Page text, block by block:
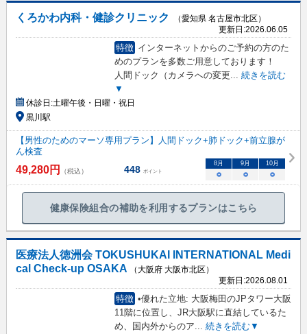
くろかわ内科・健診クリニック
（愛知県 名古屋市北区）
更新日:2026.06.05
特徴 インターネットからのご予約の方のた
めのプランを多数ご用意しております！
人間ドック（カメラへの変更... 続きを読む
▼
休診日:土曜午後・日曜・祝日
黒川駅
【男性のためのマーソ専用プラン】人間ドック+肺ドック+前立腺が
ん検査
49,280円 （税込） 448 ポイント
8月 9月 10月
○ ○ ○
健康保険組合の補助を利用するプランはこちら
医療法人徳洲会 TOKUSHUKAI INTERNATIONAL Medi
cal Check-up OSAKA
（大阪府 大阪市北区）
更新日:2026.08.01
特徴 •優れた立地: 大阪梅田のJPタワー大阪
11階に位置し、JR大阪駅に直結しているた
め、国内外からのア
続きを読む▼